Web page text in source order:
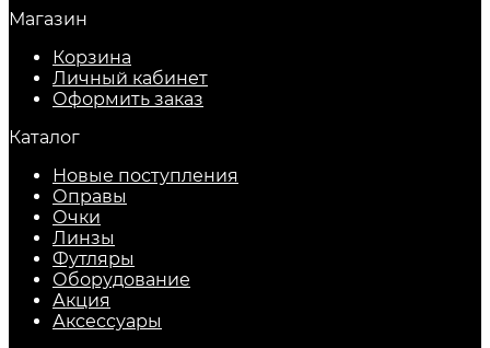
Магазин
Корзина
Личный кабинет
Оформить заказ
Каталог
Новые поступления
Оправы
Очки
Линзы
Футляры
Оборудование
Акция
Аксессуары